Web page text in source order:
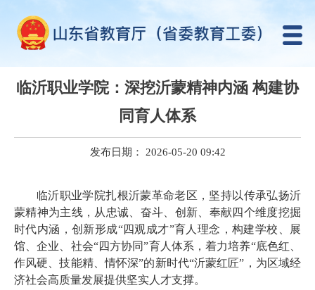
临沂职业学院：深挖沂蒙精神内涵 构建协
同育人体系
发布日期： 2026-05-20 09:42
临沂职业学院扎根沂蒙革命老区，坚持以传承弘扬沂
蒙精神为主线，从忠诚、奋斗、创新、奉献四个维度挖掘
时代内涵，创新形成“四观成才”育人理念，构建学校、展
馆、企业、社会“四方协同”育人体系，着力培养“底色红、
作风硬、技能精、情怀深”的新时代“沂蒙红匠”，为区域经
济社会高质量发展提供坚实人才支撑。